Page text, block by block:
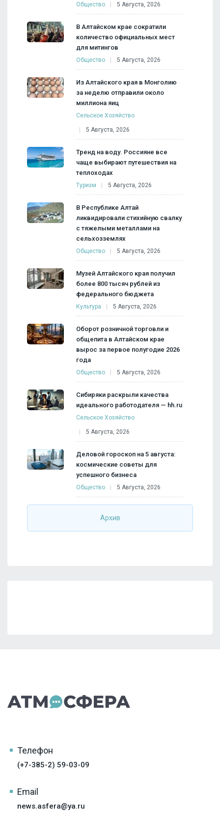
Общество 5 Августа, 2026
В Алтайском крае сократили
количество официальных мест
для митингов
Общество 5 Августа, 2026
Из Алтайского края в Монголию
за неделю отправили около
миллиона яиц
Сельское Хозяйство
5 Августа, 2026
Тренд на воду. Россияне все
чаще выбирают путешествия на
теплоходах
Туризм 5 Августа, 2026
В Республике Алтай
ликвидировали стихийную свалку
с тяжелыми металлами на
сельхозземлях
Общество 5 Августа, 2026
Музей Алтайского края получил
более 800 тысяч рублей из
федерального бюджета
Культура 5 Августа, 2026
Оборот розничной торговли и
общепита в Алтайском крае
вырос за первое полугодие 2026
года
Общество 5 Августа, 2026
Сибиряки раскрыли качества
идеального работодателя — hh.ru
Сельское Хозяйство
5 Августа, 2026
Деловой гороскоп на 5 августа:
космические советы для
успешного бизнеса
Общество 5 Августа, 2026
Архив
Телефон
(+7-385-2) 59-03-09
Email
news.asfera@ya.ru